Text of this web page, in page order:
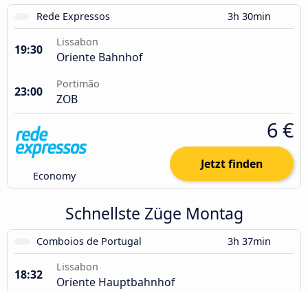
Rede Expressos 3h 30min
19:30
Lissabon
Oriente Bahnhof
23:00
Portimão
ZOB
Economy
6 €
Jetzt finden
Schnellste Züge Montag
Comboios de Portugal 3h 37min
18:32
Lissabon
Oriente Hauptbahnhof